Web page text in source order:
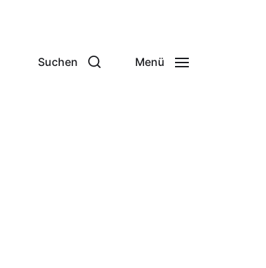
Suchen Menü